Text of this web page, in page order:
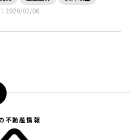
2026/02/06
不動産情報